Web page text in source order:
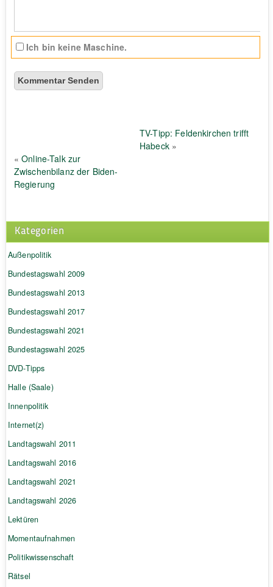
Ich bin keine Maschine.
TV-Tipp: Feldenkirchen trifft
Habeck»
«Online-Talk zur
Zwischenbilanz der Biden-
Regierung
Kategorien
Außenpolitik
Bundestagswahl 2009
Bundestagswahl 2013
Bundestagswahl 2017
Bundestagswahl 2021
Bundestagswahl 2025
DVD-Tipps
Halle (Saale)
Innenpolitik
Internet(z)
Landtagswahl 2011
Landtagswahl 2016
Landtagswahl 2021
Landtagswahl 2026
Lektüren
Momentaufnahmen
Politikwissenschaft
Rätsel